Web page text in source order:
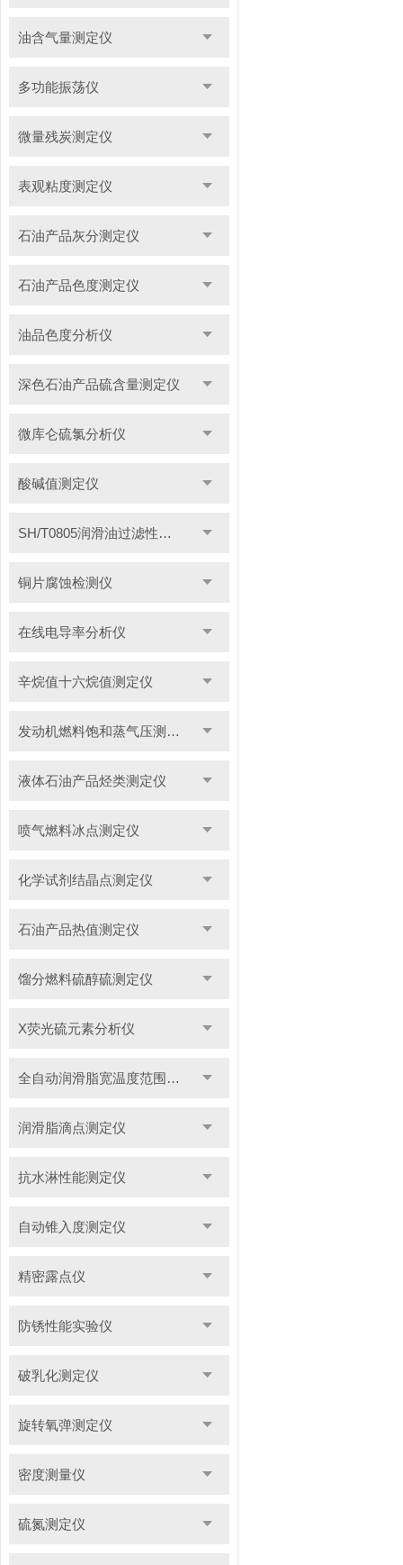
油含气量测定仪
多功能振荡仪
微量残炭测定仪
表观粘度测定仪
石油产品灰分测定仪
石油产品色度测定仪
油品色度分析仪
深色石油产品硫含量测定仪
微库仑硫氯分析仪
酸碱值测定仪
SH/T0805润滑油过滤性测定仪
铜片腐蚀检测仪
在线电导率分析仪
辛烷值十六烷值测定仪
发动机燃料饱和蒸气压测定仪
液体石油产品烃类测定仪
喷气燃料冰点测定仪
化学试剂结晶点测定仪
石油产品热值测定仪
馏分燃料硫醇硫测定仪
X荧光硫元素分析仪
全自动润滑脂宽温度范围滴点测定仪
润滑脂滴点测定仪
抗水淋性能测定仪
自动锥入度测定仪
精密露点仪
防锈性能实验仪
破乳化测定仪
旋转氧弹测定仪
密度测量仪
硫氮测定仪